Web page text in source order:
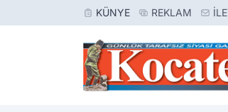
KÜNYE REKLAM